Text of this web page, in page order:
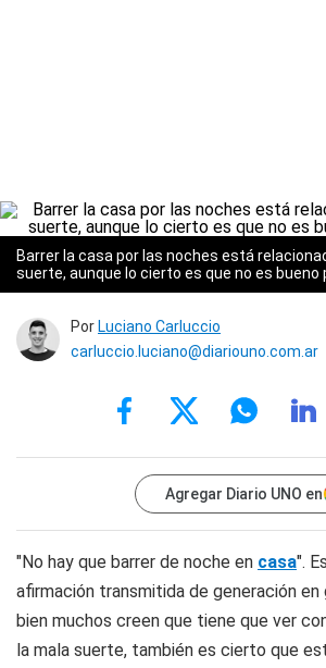
Barrer la casa por las noches está
suerte, aunque lo cierto es que no es bueno
Por Luciano Carluccio
carluccio.luciano@diariouno.com.ar
Agregar Diario UNO en
"No hay que barrer de noche en casa".
afirmación transmitida de generación en
bien muchos creen que tiene que ver
la mala suerte, también es cierto que